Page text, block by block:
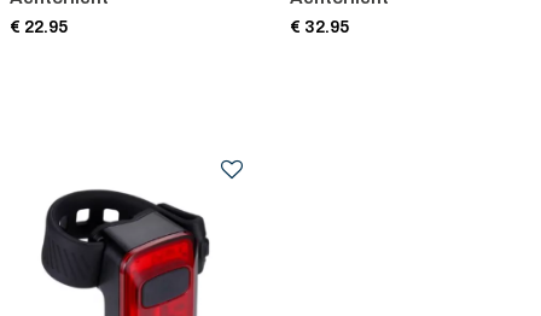
€ 22.95 € 32.95